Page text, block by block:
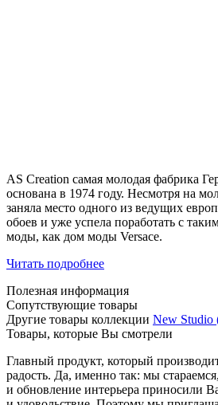
AS Creation самая молодая фабрика
основана в 1974 году. Несмотря на
заняла место одного из ведущих
обоев и уже успела поработать с
моды, как дом моды Versace.
Читать подробнее
Полезная информация
Сопутствующие товары
Другие товары коллекции New Studio
Товары, которые Вы смотрели
Главный продукт, который
радость. Да, именно так: мы
и обновление интерьера приносили